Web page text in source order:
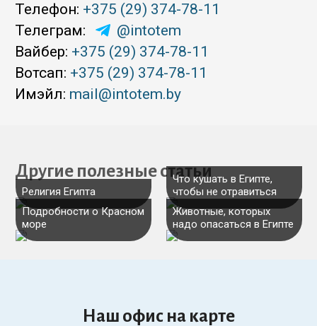
Телефон: +375 (29) 374-78-11
Телеграм:
@intotem
Вайбер: +375 (29) 374-78-11
Вотсап: +375 (29) 374-78-11
Имэйл: mail@intotem.by
Другие полезные статьи
Религия Египта
Что кушать в Египте,
чтобы не отравиться
Подробности о Красном
море
Животные, которых
надо опасаться в Египте
Наш офис на карте